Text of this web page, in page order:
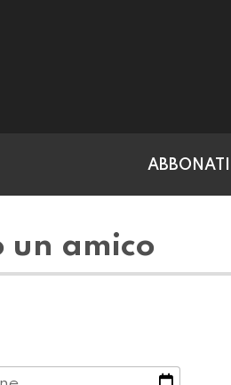
ABBONATI
un amico